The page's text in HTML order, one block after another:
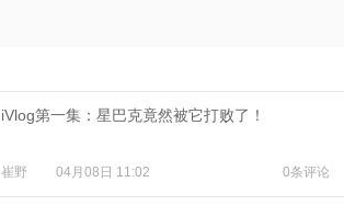
iVlog第一集：星巴克竟然被它打败了！
崔野 04月08日 11:02 0条评论